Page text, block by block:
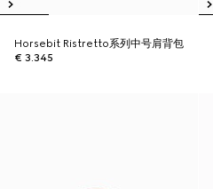
Horsebit Ristretto系列中号肩背包
€ 3.345